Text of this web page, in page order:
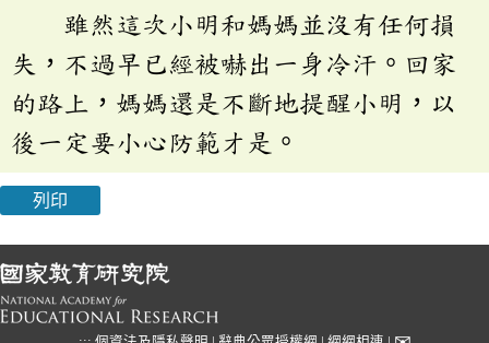
雖然這次小明和媽媽並沒有任何損
失，不過早已經被嚇出一身冷汗。回家
的路上，媽媽還是不斷地提醒小明，以
後一定要小心防範才是。
列印